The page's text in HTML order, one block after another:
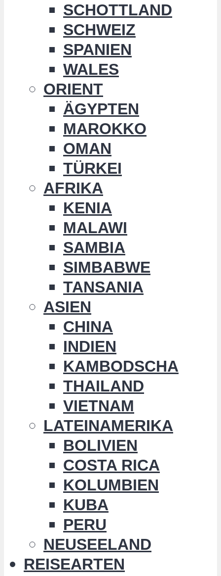
SCHOTTLAND
SCHWEIZ
SPANIEN
WALES
ORIENT
ÄGYPTEN
MAROKKO
OMAN
TÜRKEI
AFRIKA
KENIA
MALAWI
SAMBIA
SIMBABWE
TANSANIA
ASIEN
CHINA
INDIEN
KAMBODSCHA
THAILAND
VIETNAM
LATEINAMERIKA
BOLIVIEN
COSTA RICA
KOLUMBIEN
KUBA
PERU
NEUSEELAND
REISEARTEN